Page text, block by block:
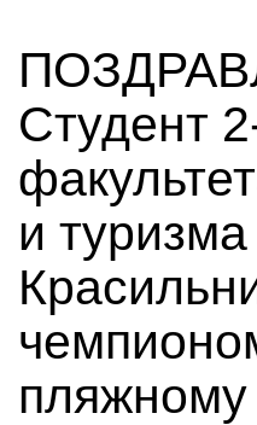
Студент
и
пляжному